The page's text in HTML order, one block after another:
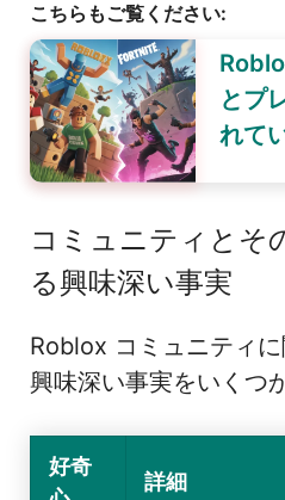
こちらもご覧ください:
とプ
れて
コミュニティとそ
る興味深い事実
Roblox コミュニティ
興味深い事実をいくつ
好奇
詳細